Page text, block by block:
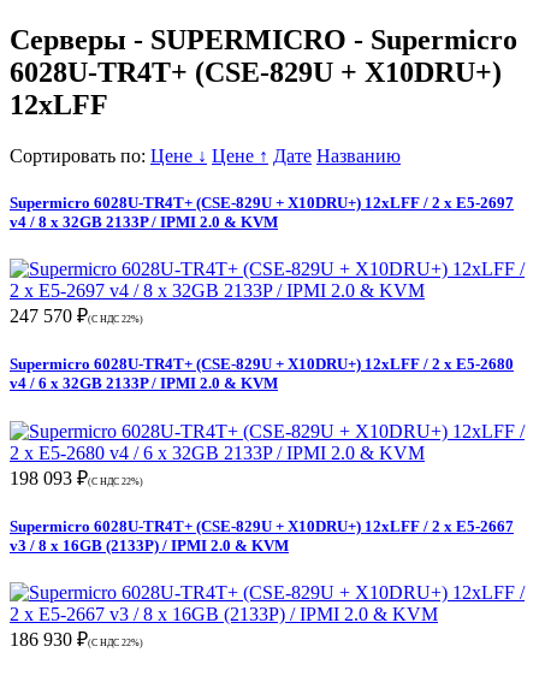
Серверы - SUPERMICRO - Supermicro
6028U-TR4T+ (CSE-829U + X10DRU+)
12xLFF
Сортировать по: Цене ↓ Цене ↑ Дате Названию
Supermicro 6028U-TR4T+ (CSE-829U + X10DRU+) 12xLFF / 2 x E5-2697
v4 / 8 x 32GB 2133P / IPMI 2.0 & KVM
247 570 ₽(С НДС 22%)
Supermicro 6028U-TR4T+ (CSE-829U + X10DRU+) 12xLFF / 2 x E5-2680
v4 / 6 x 32GB 2133P / IPMI 2.0 & KVM
198 093 ₽(С НДС 22%)
Supermicro 6028U-TR4T+ (CSE-829U + X10DRU+) 12xLFF / 2 x E5-2667
v3 / 8 x 16GB (2133P) / IPMI 2.0 & KVM
186 930 ₽(С НДС 22%)